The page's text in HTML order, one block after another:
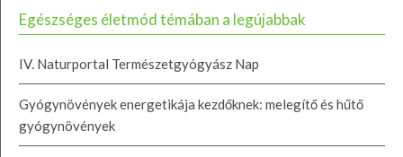
Egészséges életmód témában a legújabbak
IV. Naturportal Természetgyógyász Nap
Gyógynövények energetikája kezdőknek: melegítő és hűtő
gyógynövények